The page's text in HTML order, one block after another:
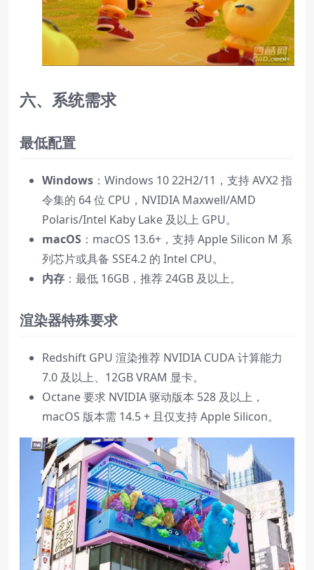
六、系统需求
最低配置
Windows ：Windows 10 22H2/11，支持 AVX2 指
令集的 64 位 CPU，NVIDIA Maxwell/AMD
Polaris/Intel Kaby Lake 及以上 GPU。
macOS ：macOS 13.6+，支持 Apple Silicon M 系
列芯片或具备 SSE4.2 的 Intel CPU。
内存 ：最低 16GB，推荐 24GB 及以上。
渲染器特殊要求
Redshift GPU 渲染推荐 NVIDIA CUDA 计算能力
7.0 及以上、12GB VRAM 显卡。
Octane 要求 NVIDIA 驱动版本 528 及以上，
macOS 版本需 14.5 + 且仅支持 Apple Silicon。